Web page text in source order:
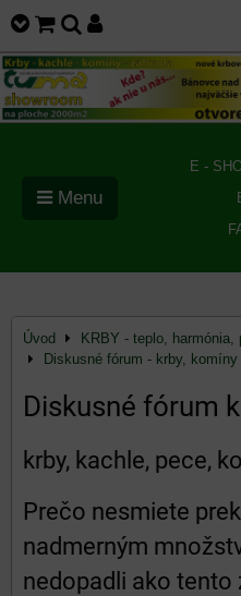
E -
Menu
Úvod
KRBY - teplo, harmónia,
Diskusné fórum - krby, komíny
Diskusné fórum
krby, kachle, pece,
Prečo nesmiete
nadmerným
nedopadli ako tento